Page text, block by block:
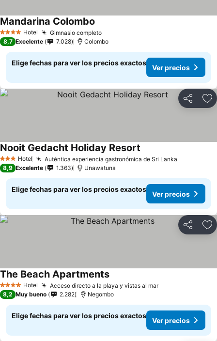
4 EstrellasHotel Gimnasio completo
Mandarina Colombo
8,7 Excelente 7.028 Colombo
Elige fechas para ver los precios exactos
Ver precios
Compartir
3 Estrellas
Hotel Auténtica experiencia gastronómica de Sri Lanka
Nooit Gedacht Holiday Resort
8,9 Excelente 1.363 Unawatuna
Elige fechas para ver los precios exactos
Ver precios
Compartir
4 EstrellasHotel Acceso directo a la playa y vistas al mar
The Beach Apartments
8,2 Muy bueno 2.282 Negombo
Elige fechas para ver los precios exactos
Ver precios